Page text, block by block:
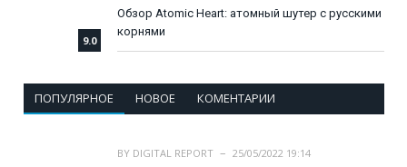
9.0
Обзор Atomic Heart: атомный шутер с русскими
корнями
ПОПУЛЯРНОЕ НОВОЕ КОМЕНТАРИИ
BY DIGITAL REPORT
25/05/2022 19:14